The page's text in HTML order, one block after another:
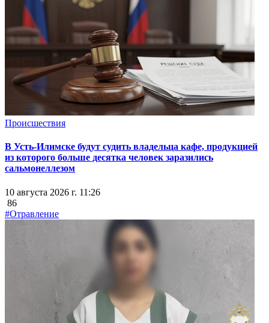
Происшествия
В Усть-Илимске будут судить владельца кафе, продукцией
из которого больше десятка человек заразились
сальмонеллезом
10 августа 2026 г. 11:26
86
#Отравление